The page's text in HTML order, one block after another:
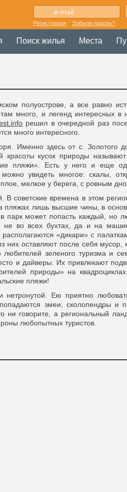
Регистрация Забыли пароль?
Поиск жилья Места
полуострове, а все равно
много, и легенд интересных в
решил в очередной раз
много интересного.
Именно здесь от с. Золотого
красоты кусок природы
пляжи». Есть у него и еще
увидеть многое: скалы,
мелкое у берега, с ровным
советские времена в этом
лишь высшие чины, в
парк может попасть каждый, но
во всех бухтах, да и на
«дикари» с
оставляют после себя мусор,
зеленого туризма и
и дайверы. Их привлекают
природы» на
пляжи!
нетронутой. Ею приятно
змеи, сколопендры и
ни говорите, а региональный
любопытных туристов.